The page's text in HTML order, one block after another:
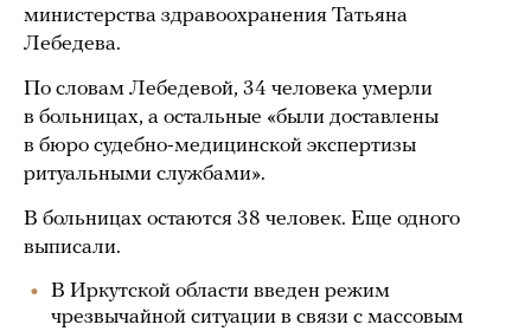
министерства здравоохранения Татьяна
Лебедева.
По словам Лебедевой, 34 человека умерли
в больницах, а остальные «были доставлены
в бюро судебно-медицинской экспертизы
ритуальными службами».
В больницах остаются 38 человек. Еще одного
выписали.
В Иркутской области введен режим
чрезвычайной ситуации в связи с массовым